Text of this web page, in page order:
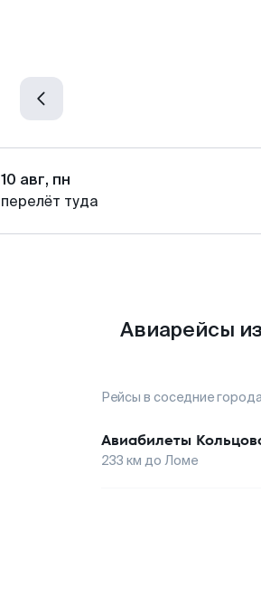
10 авг, пн
перелёт туда
Авиарейсы
Рейсы в соседние
Авиабилеты
233 км до Ломе